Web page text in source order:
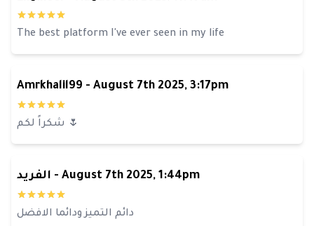
The best platform I've ever seen in my life
Amrkhalil99 - August 7th 2025, 3:17pm
شكراً لكم 🌷
الفريد - August 7th 2025, 1:44pm
دائم التميز ودائما الافضل